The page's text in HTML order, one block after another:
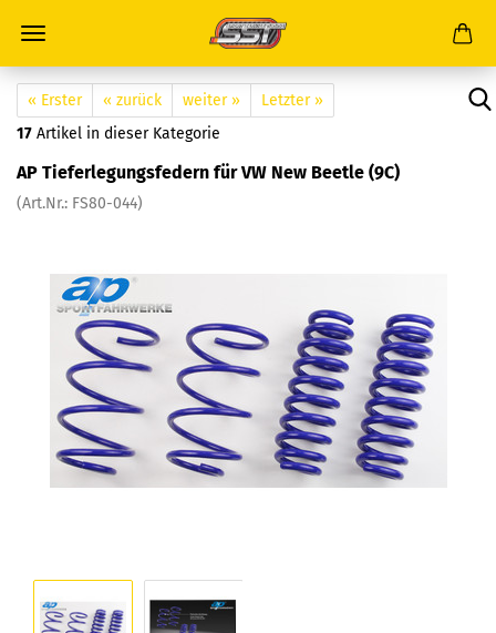
« Erster « zurück weiter »
Letzter »
17 Artikel in dieser Kategorie
AP Tieferlegungsfedern für VW New Beetle (9C)
(Art.Nr.: FS80-044)